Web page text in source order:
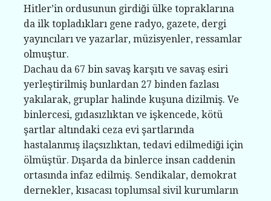
Hitler’in ordusunun girdiği ülke topraklarına
da ilk topladıkları gene radyo, gazete, dergi
yayıncıları ve yazarlar, müzisyenler, ressamlar
olmuştur.
Dachau da 67 bin savaş karşıtı ve savaş esiri
yerleştirilmiş bunlardan 27 binden fazlası
yakılarak, gruplar halinde kuşuna dizilmiş. Ve
binlercesi, gıdasızlıktan ve işkencede, kötü
şartlar altındaki ceza evi şartlarında
hastalanmış ilaçsızlıktan, tedavi edilmediği için
ölmüştür. Dışarda da binlerce insan caddenin
ortasında infaz edilmiş. Sendikalar, demokrat
dernekler, kısacası toplumsal sivil kurumların